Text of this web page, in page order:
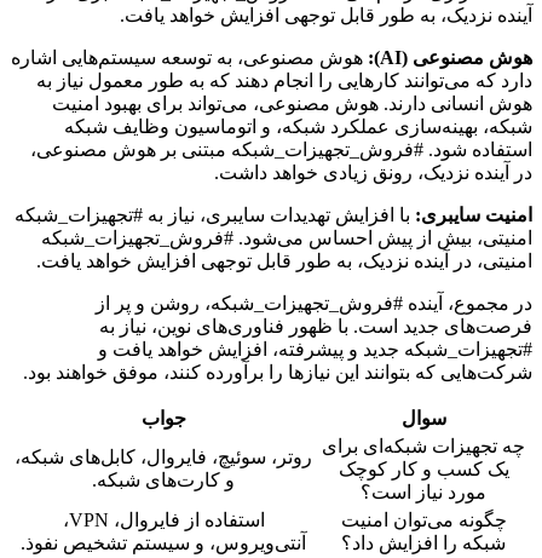
آینده نزدیک، به طور قابل توجهی افزایش خواهد یافت.
هوش مصنوعی (AI):
هوش مصنوعی، به توسعه سیستم‌هایی اشاره
دارد که می‌توانند کارهایی را انجام دهند که به طور معمول نیاز به
هوش انسانی دارند. هوش مصنوعی، می‌تواند برای بهبود امنیت
شبکه، بهینه‌سازی عملکرد شبکه، و اتوماسیون وظایف شبکه
استفاده شود. #فروش_تجهیزات_شبکه مبتنی بر هوش مصنوعی،
در آینده نزدیک، رونق زیادی خواهد داشت.
امنیت سایبری: با افزایش تهدیدات سایبری، نیاز به #تجهیزات_شبکه
امنیتی، بیش از پیش احساس می‌شود. #فروش_تجهیزات_شبکه
امنیتی، در آینده نزدیک، به طور قابل توجهی افزایش خواهد یافت.
در مجموع، آینده #فروش_تجهیزات_شبکه، روشن و پر از
فرصت‌های جدید است. با ظهور فناوری‌های نوین، نیاز به
#تجهیزات_شبکه جدید و پیشرفته، افزایش خواهد یافت و
شرکت‌هایی که بتوانند این نیازها را برآورده کنند، موفق خواهند بود.
سوال
جواب
چه تجهیزات شبکه‌ای برای
یک کسب و کار کوچک
مورد نیاز است؟
روتر، سوئیچ، فایروال، کابل‌های شبکه،
و کارت‌های شبکه.
چگونه می‌توان امنیت
شبکه را افزایش داد؟
استفاده از فایروال، VPN،
آنتی‌ویروس، و سیستم تشخیص نفوذ.